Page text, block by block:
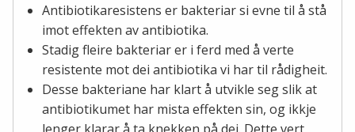
Antibiotikaresistens er bakteriar si evne til å stå
imot effekten av antibiotika.
Stadig fleire bakteriar er i ferd med å verte
resistente mot dei antibiotika vi har til rådigheit.
Desse bakteriane har klart å utvikle seg slik at
antibiotikumet har mista effekten sin, og ikkje